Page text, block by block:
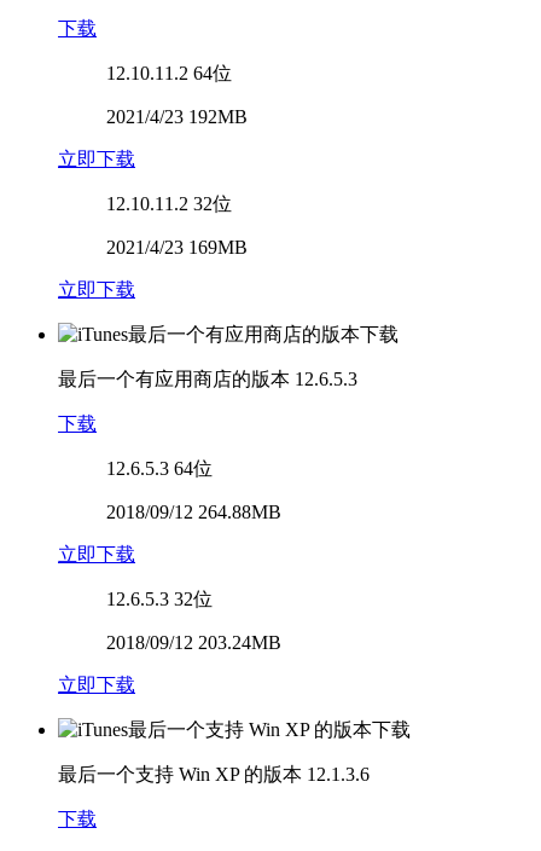
下载
12.10.11.2 64位
2021/4/23 192MB
立即下载
12.10.11.2 32位
2021/4/23 169MB
立即下载
最后一个有应用商店的版本 12.6.5.3
下载
12.6.5.3 64位
2018/09/12 264.88MB
立即下载
12.6.5.3 32位
2018/09/12 203.24MB
立即下载
最后一个支持 Win XP 的版本 12.1.3.6
下载